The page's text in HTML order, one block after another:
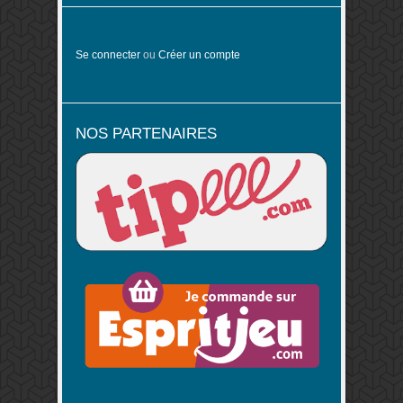
Se connecter ou Créer un compte
NOS PARTENAIRES